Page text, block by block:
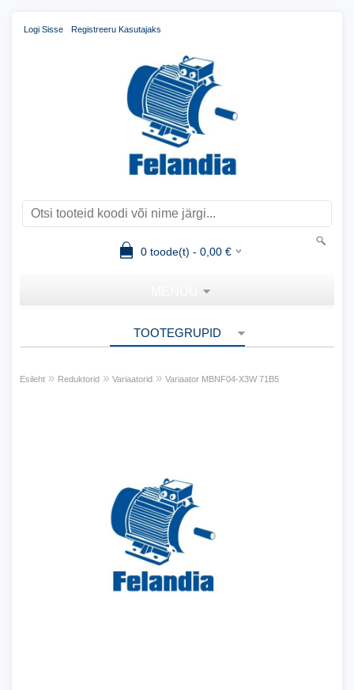
Logi Sisse Registreeru Kasutajaks
0toode(t) - 0,00€
TOOTEGRUPID
Esileht » Reduktorid » Variaatorid » Variaator MBNF04-X3W 71B5